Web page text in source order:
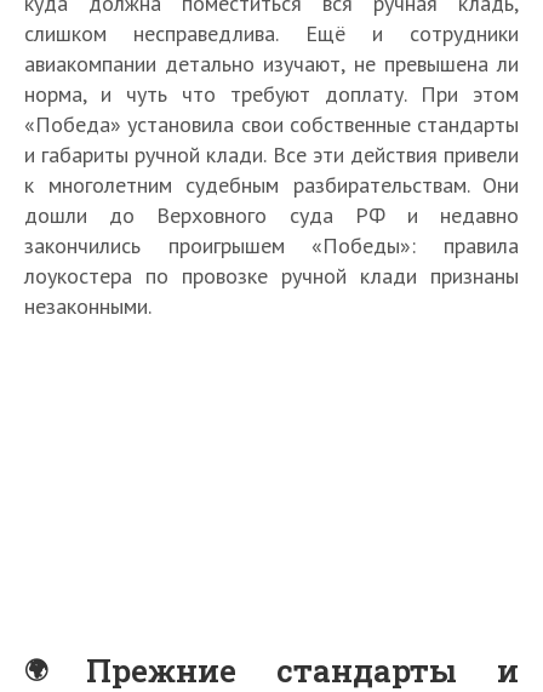
слишком несправедлива. Ещё и сотрудники
авиакомпании детально изучают, не превышена ли
норма, и чуть что требуют доплату. При этом
«Победа» установила свои собственные стандарты
и габариты ручной клади. Все эти действия привели
к многолетним судебным разбирательствам. Они
дошли до Верховного суда РФ и недавно
закончились проигрышем «Победы»: правила
лоукостера по провозке ручной клади признаны
незаконными.
Прежние стандарты и